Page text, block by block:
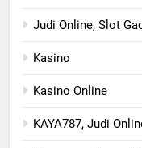
Judi Online, Slot
Kasino
Kasino Online
KAYA787, Judi